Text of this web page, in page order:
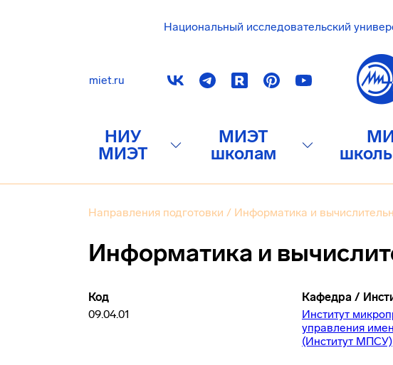
Национальный исследовательский
miet.ru
НИУ
МИЭТ
МИЭТ
школам
Направления подготовки / Информатика и
Информатика и
Код
09.04.01
Кафедра /
Институт
управления
(Институт МПСУ)